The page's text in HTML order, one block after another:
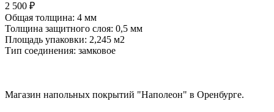
2 500 ₽
Общая толщина: 4 мм
Толщина защитного слоя: 0,5 мм
Площадь упаковки: 2,245 м2
Тип соединения: замковое
Магазин напольных покрытий "Наполеон" в Оренбурге.